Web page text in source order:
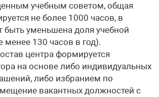
учебным советом, общая
не более 1000 часов, в
быть уменьшена доля учебной
менее 130 часов в год).
центра формируется
на основе либо индивидуальных
либо избранием по
вакантных должностей с